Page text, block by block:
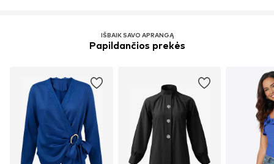
IŠBAIK SAVO APRANGĄ
Papildančios prekės